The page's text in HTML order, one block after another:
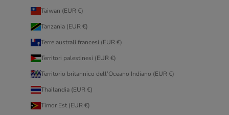
Taiwan (EUR €)
Tanzania (EUR €)
Terre australi francesi (EUR €)
Territori palestinesi (EUR €)
Territorio britannico dell’Oceano Indiano (EUR €)
Thailandia (EUR €)
Timor Est (EUR €)